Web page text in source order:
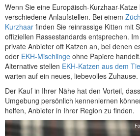
Wenn Sie eine Europäisch-Kurzhaar-
verschiedene Anlaufstellen. Bei einem
Kurzhaar finden Sie reinrassige Kitten mit
offiziellen Rassestandards entsprechen.
private Anbieter oft Katzen an, bei denen
oder EKH-Mischlinge ohne Papiere
Alternative stellen EKH-Katzen aus dem
warten auf ein neues, liebevolles Zuhause.
Der Kauf in Ihrer Nähe hat den Vorteil,
Umgebung persönlich kennenlernen
helfen, Anbieter in Ihrer Region zu finden.